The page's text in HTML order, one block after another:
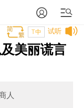
试听
T中
美丽谎言
人